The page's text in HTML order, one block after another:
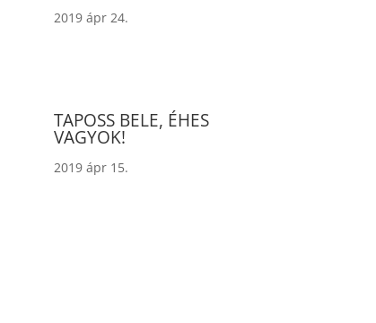
2019 ápr 24.
TAPOSS BELE, ÉHES
VAGYOK!
2019 ápr 15.